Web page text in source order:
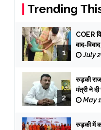
Trending
1
COER
वाद-
July
2
रुड़की
मंत्री ने
May
रुड़की में